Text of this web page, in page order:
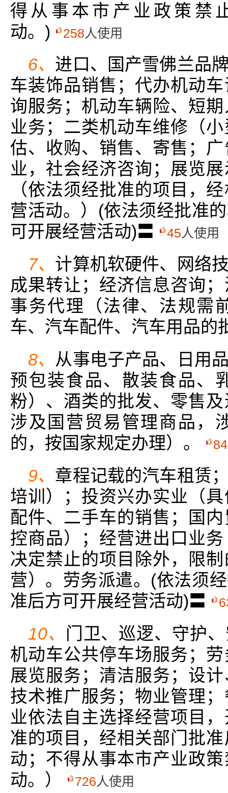
得从事本市产业政策禁
动。)
258人使用
6、 进口、国产雪佛兰品
车装饰品销售；代办机动
询服务；机动车辆险、短
业务；二类机动车维修（
估、收购、销售、寄售；
业，社会经济咨询；展览
（依法须经批准的项目，
营活动。）(依法须经批准
可开展经营活动)〓
45人使用
7、 计算机软硬件、网络
成果转让；经济信息咨询
事务代理（法律、法规需
车、汽车配件、汽车用品的
8、 从事电子产品、日用
预包装食品、散装食品、
粉）、酒类的批发、零售
涉及国营贸易管理商品，
的，按国家规定办理）。
9、 章程记载的汽车租赁
培训）；投资兴办实业（
配件、二手车的销售；国
控商品）；经营进出口业
决定禁止的项目除外，限
营）。劳务派遣。(依法须
准后方可开展经营活动)〓
10、 门卫、巡逻、守护
机动车公共停车场服务；
展览服务；清洁服务；设
技术推广服务；物业管理
业依法自主选择经营项目
准的项目，经相关部门批
动；不得从事本市产业政
动。）
726人使用